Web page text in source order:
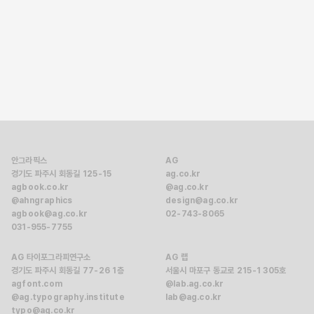
안그라픽스
경기도 파주시 회동길 125-15
agbook.co.kr
@ahngraphics
agbook@ag.co.kr
031-955-7755
AG
ag.co.kr
@ag.co.kr
design@ag.co.kr
02-743-8065
AG 타이포그라피연구소
경기도 파주시 회동길 77-26 1층
agfont.com
@ag.typography.institute
typo@ag.co.kr
AG 랩
서울시 마포구 동교로 215-1 305호
@lab.ag.co.kr
lab@ag.co.kr